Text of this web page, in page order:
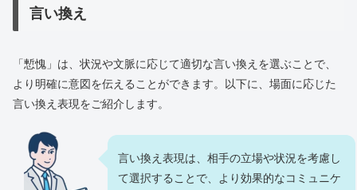
言い換え
「慙愧」は、状況や文脈に応じて適切な言い換えを選ぶことで、
より明確に意図を伝えることができます。以下に、場面に応じた
言い換え表現をご紹介します。
言い換え表現は、相手の立場や状況を考慮し
て選択することで、より効果的なコミュニケ